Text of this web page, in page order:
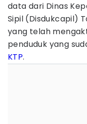
data dari Dinas
Sipil (Disdukcapil)
yang telah
penduduk yang
KTP.